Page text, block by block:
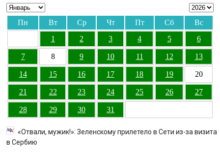
Пн Вт Ср Чт Пт Сб
Вс
1
2 3 4 5 6
7 8 9 10 11 12 13
14 15 16 17 18 19 20
21 22 23 24 25 26 27
28 29 30 31
«Отвали, мужик!»: Зеленскому прилетело в Сети из-за визита
в Сербию